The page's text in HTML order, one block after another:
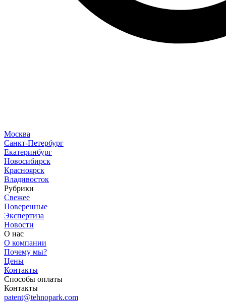
Москва
Санкт-Петербург
Екатеринбург
Новосибирск
Красноярск
Владивосток
Рубрики
Свежее
Поверенные
Экспертиза
Новости
О нас
О компании
Почему мы?
Цены
Контакты
Способы оплаты
Контакты
patent@tehnopark.com